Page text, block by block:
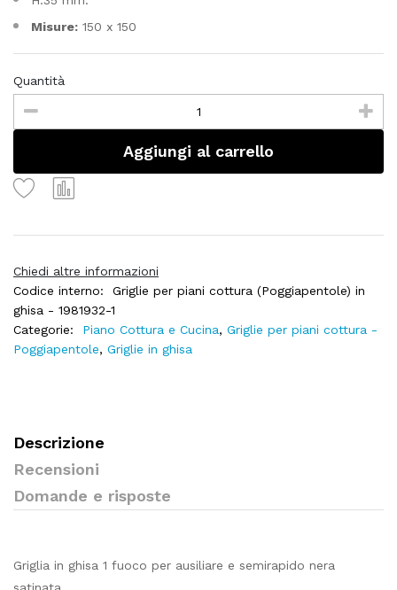
Misure: 150 x 150
Quantità
Aggiungi al carrello
Chiedi altre informazioni
Codice interno:
Griglie per piani cottura (Poggiapentole) in
ghisa - 1981932-1
Categorie:
Piano Cottura e Cucina, Griglie per piani cottura -
Poggiapentole, Griglie in ghisa
Descrizione
Recensioni
Domande e risposte
Griglia in ghisa 1 fuoco per ausiliare e semirapido nera